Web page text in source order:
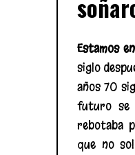
Estamos
siglo
años 70
futuro se
rebotaba
que no